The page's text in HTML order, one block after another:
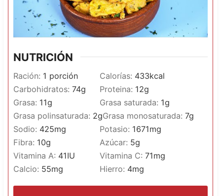
NUTRICIÓN
Ración: 1 porción Calorías: 433kcal
Carbohidratos: 74g Proteina: 12g
Grasa: 11g Grasa saturada: 1g
Grasa polinsaturada: 2gGrasa monosaturada: 7g
Sodio: 425mg Potasio: 1671mg
Fibra: 10g Azúcar: 5g
Vitamina A: 41IU Vitamina C: 71mg
Calcio: 55mg Hierro: 4mg